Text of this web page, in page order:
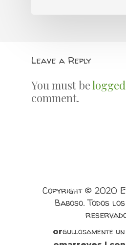
Leave a Reply
You must be
comment.
Copyright © 2020
Baboso. Todos
orgullosamente un